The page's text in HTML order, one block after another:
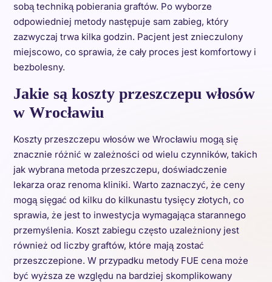
sobą techniką pobierania graftów. Po wyborze
odpowiedniej metody następuje sam zabieg, który
zazwyczaj trwa kilka godzin. Pacjent jest znieczulony
miejscowo, co sprawia, że cały proces jest komfortowy i
bezbolesny.
Jakie są koszty przeszczepu włosów
w Wrocławiu
Koszty przeszczepu włosów we Wrocławiu mogą się
znacznie różnić w zależności od wielu czynników, takich
jak wybrana metoda przeszczepu, doświadczenie
lekarza oraz renoma kliniki. Warto zaznaczyć, że ceny
mogą sięgać od kilku do kilkunastu tysięcy złotych, co
sprawia, że jest to inwestycja wymagająca starannego
przemyślenia. Koszt zabiegu często uzależniony jest
również od liczby graftów, które mają zostać
przeszczepione. W przypadku metody FUE cena może
być wyższa ze względu na bardziej skomplikowany